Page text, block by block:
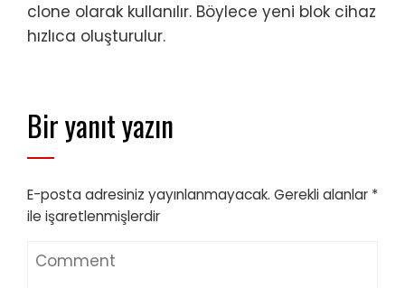
clone olarak kullanılır. Böylece yeni blok cihaz
hızlıca oluşturulur.
Bir yanıt yazın
E-posta adresiniz yayınlanmayacak. Gerekli alanlar *
ile işaretlenmişlerdir